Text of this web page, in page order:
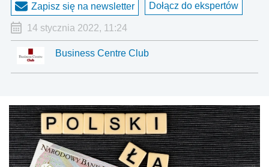
Zapisz się na newsletter Dołącz do ekspertów
14 stycznia 2022, 11:24
Business Centre Club